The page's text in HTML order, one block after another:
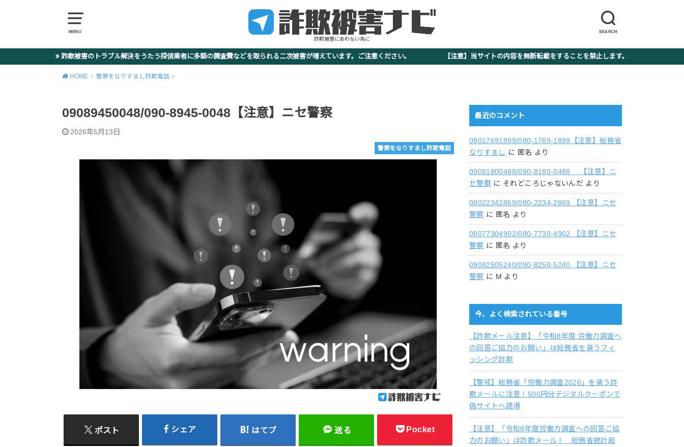
MENU SEARCH
詐欺被害にあわない為に
詐欺被害のトラブル解決をうたう探偵業者に多額の調査費などを取られる二次被害が増えています。ご注意ください。 【注意】当サイトの内容を無断転載をすることを禁止します。
HOME 警察をなりすまし詐欺電話
09089450048/090-8945-0048【注意】ニセ警察
2026年5月13日
警察をなりすまし詐欺電話
ポスト シェア はてブ 送る Pocket
最近のコメント
08017691899/080-1769-1899【注意】総務省
なりすまし に 匿名 より
09081800488/090-8180-0488 【注意】ニ
セ警察 に それどころじゃないんだ より
08022342869/080-2234-2869 【注意】ニセ
警察 に 匿名 より
08077304902/080-7730-4902 【注意】ニセ
警察 に 匿名 より
09082505240/090-8250-5240 【注意】ニセ
警察 に M より
今、よく検索されている番号
【詐欺メール注意】「令和8年度 労働力調査へ
の回答ご協力のお願い」は総務省を装うフィ
ッシング詐欺
【警戒】総務省「労働力調査2026」を装う詐
欺メールに注意！500円分デジタルクーポンで
偽サイトへ誘導
【注意】「令和8年度労働力調査への回答ご協
力のお願い」は詐欺メール！ 総務省統計局